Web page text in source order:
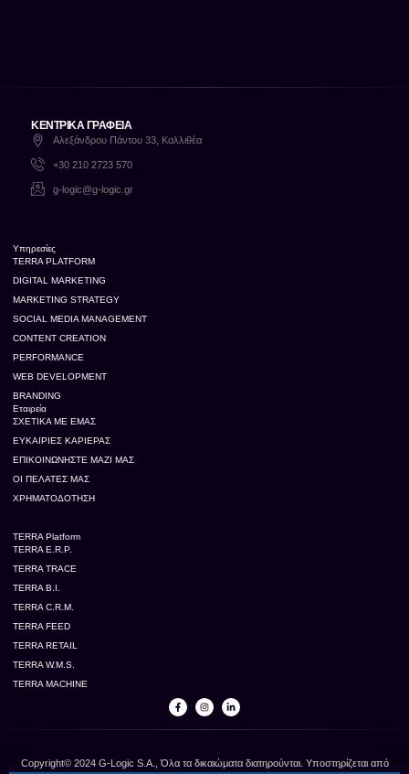
ΚΕΝΤΡΙΚΑ ΓΡΑΦΕΙΑ
Αλεξάνδρου Πάντου 33, Καλλιθέα
+30 210 2723 570
g-logic@g-logic.gr
Υπηρεσίες
TERRA PLATFORM
DIGITAL MARKETING
MARKETING STRATEGY
SOCIAL MEDIA MANAGEMENT
CONTENT CREATION
PERFORMANCE
WEB DEVELOPMENT
BRANDING
Εταιρεία
ΣΧΕΤΙΚΆ ΜΕ ΕΜΆΣ
ΕΥΚΑΙΡΊΕΣ ΚΑΡΙΈΡΑΣ
ΕΠΙΚΟΙΝΩΝΉΣΤΕ ΜΑΖΊ ΜΑΣ
ΟΙ ΠΕΛΆΤΕΣ ΜΑΣ
ΧΡΗΜΑΤΟΔΌΤΗΣΗ
TERRA Platform
TERRA E.R.P.
TERRA TRACE
TERRA B.I.
TERRA C.R.M.
TERRA FEED
TERRA RETAIL
TERRA W.M.S.
TERRA MACHINE
Copyright© 2024 G-Logic S.A., Όλα τα δικαιώματα διατηρούνται. Υποστηρίζεται από